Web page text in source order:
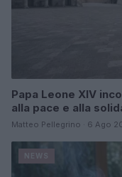
Papa Leone XIV
alla pace e alla
Matteo Pellegrino · 6 Ago